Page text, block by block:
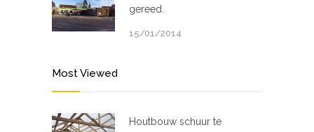
gereed.
15/01/2014
Most Viewed
Houtbouw schuur te